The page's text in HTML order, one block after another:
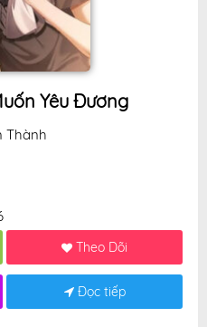
Yêu Đương
Thành
Theo Dõi
Đọc tiếp